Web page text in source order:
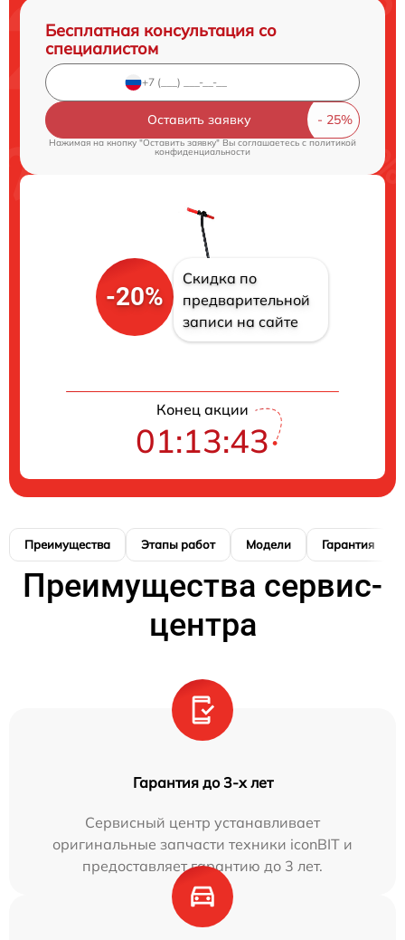
Бесплатная консультация со
специалистом
Оставить заявку
Нажимая на кнопку "Оставить заявку" Вы соглашаетесь cполитикой
конфиденциальности
-20%
Скидка по
предварительной
записи на сайте
Конец акции
01:13:42
Преимущества Этапы работ Модели Гарантия
Преимущества сервис-
центра
Гарантия до 3-х лет
Сервисный центр устанавливает
оригинальные запчасти техники iconBIT и
предоставляет гарантию до 3 лет.